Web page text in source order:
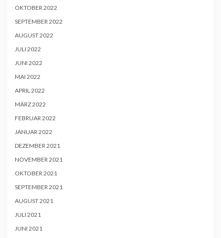
OKTOBER 2022
SEPTEMBER 2022
AUGUST 2022
JULI 2022
JUNI 2022
MAI 2022
APRIL 2022
MÄRZ 2022
FEBRUAR 2022
JANUAR 2022
DEZEMBER 2021
NOVEMBER 2021
OKTOBER 2021
SEPTEMBER 2021
AUGUST 2021
JULI 2021
JUNI 2021